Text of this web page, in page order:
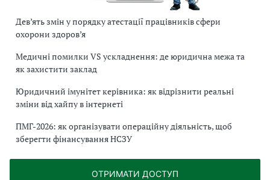
Дев’ять змін у порядку атестації працівників сфери
охорони здоров’я
Медичні помилки VS ускладнення: де юридична межа та
як захистити заклад
Юридичний імунітет керівника: як відрізнити реальні
зміни від хайпу в інтернеті
ПМГ-2026: як організувати операційну діяльність, щоб
зберегти фінансування НСЗУ
ОТРИМАТИ ДОСТУП